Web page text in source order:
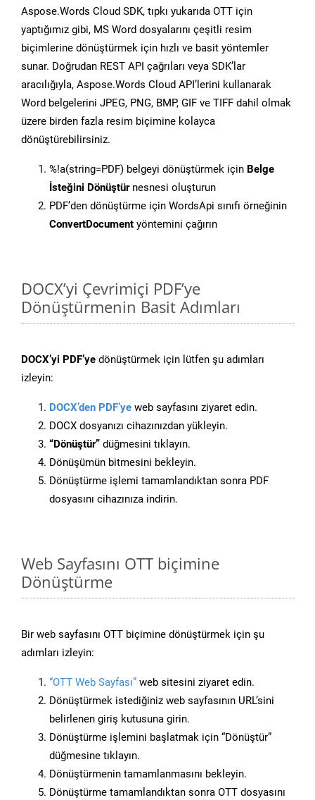
Aspose.Words Cloud SDK, tıpkı yukarıda OTT için
yaptığımız gibi, MS Word dosyalarını çeşitli resim
biçimlerine dönüştürmek için hızlı ve basit yöntemler
sunar. Doğrudan REST API çağrıları veya SDK’lar
aracılığıyla, Aspose.Words Cloud API’lerini kullanarak
Word belgelerini JPEG, PNG, BMP, GIF ve TIFF dahil olmak
üzere birden fazla resim biçimine kolayca
dönüştürebilirsiniz.
%!a(string=PDF) belgeyi dönüştürmek için Belge
İsteğini Dönüştürnesnesi oluşturun
PDF’den dönüştürme için WordsApi sınıfı örneğinin
ConvertDocument yöntemini çağırın
DOCX’yi Çevrimiçi PDF’ye
Dönüştürmenin Basit Adımları
DOCX’yi PDF’ye dönüştürmek için lütfen şu adımları
izleyin:
DOCX’den PDF’ye web sayfasını ziyaret edin.
DOCX dosyanızı cihazınızdan yükleyin.
“Dönüştür” düğmesini tıklayın.
Dönüşümün bitmesini bekleyin.
Dönüştürme işlemi tamamlandıktan sonra PDF
dosyasını cihazınıza indirin.
Web Sayfasını OTT biçimine
Dönüştürme
Bir web sayfasını OTT biçimine dönüştürmek için şu
adımları izleyin:
“OTT Web Sayfası” web sitesini ziyaret edin.
Dönüştürmek istediğiniz web sayfasının URL’sini
belirlenen giriş kutusuna girin.
Dönüştürme işlemini başlatmak için “Dönüştür”
düğmesine tıklayın.
Dönüştürmenin tamamlanmasını bekleyin.
Dönüştürme tamamlandıktan sonra OTT dosyasını